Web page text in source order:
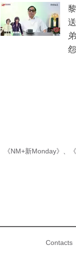
怨
《NM+新Monday》
Contacts